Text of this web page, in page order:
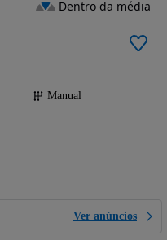
Manual
Ver anúncios
Dentro da média